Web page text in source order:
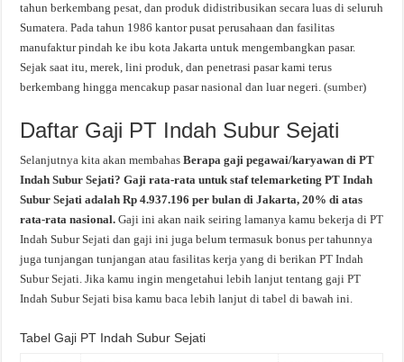
tahun berkembang pesat, dan produk didistribusikan secara luas di seluruh
Sumatera. Pada tahun 1986 kantor pusat perusahaan dan fasilitas
manufaktur pindah ke ibu kota Jakarta untuk mengembangkan pasar.
Sejak saat itu, merek, lini produk, dan penetrasi pasar kami terus
berkembang hingga mencakup pasar nasional dan luar negeri. (sumber)
Daftar Gaji PT Indah Subur Sejati
Selanjutnya kita akan membahasBerapa gaji pegawai/karyawan di PT
Indah Subur Sejati? Gaji rata-rata untuk staf telemarketing PT Indah
Subur Sejati adalah Rp 4.937.196 per bulan di Jakarta, 20% di atas
rata-rata nasional.Gaji ini akan naik seiring lamanya kamu bekerja di PT
Indah Subur Sejati dan gaji ini juga belum termasuk bonus per tahunnya
juga tunjangan tunjangan atau fasilitas kerja yang di berikan PT Indah
Subur Sejati. Jika kamu ingin mengetahui lebih lanjut tentang gaji PT
Indah Subur Sejati bisa kamu baca lebih lanjut di tabel di bawah ini.
Tabel Gaji PT Indah Subur Sejati